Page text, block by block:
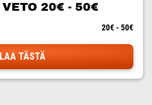
20€ - 50€
20€ - 50€
TÄSTÄ